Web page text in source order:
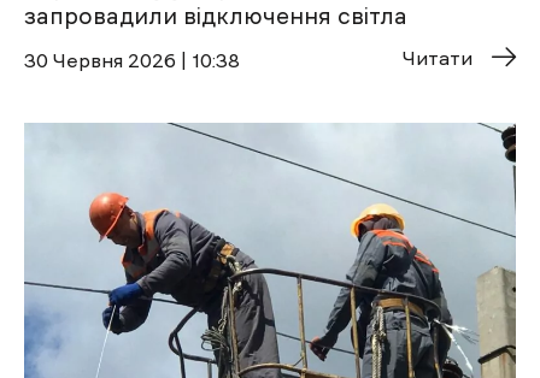
запровадили відключення світла
30 Червня 2026 | 10:38 Читати